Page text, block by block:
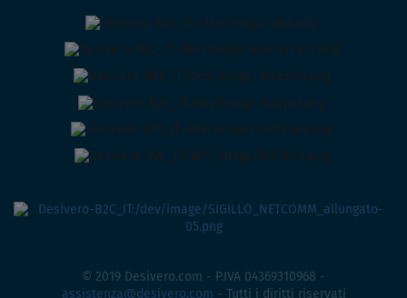
© 2019 Desivero.com - P.IVA 04369310968 -
assistenza@desivero.com - Tutti i diritti riservati